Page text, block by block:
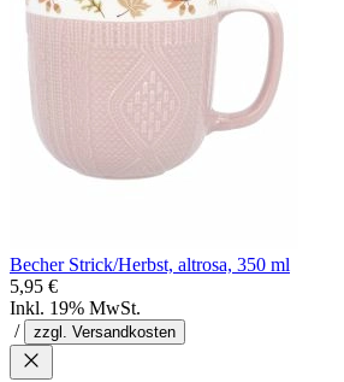
Becher Strick/Herbst, altrosa, 350 ml
5,95 €
Inkl. 19% MwSt.
/
zzgl. Versandkosten